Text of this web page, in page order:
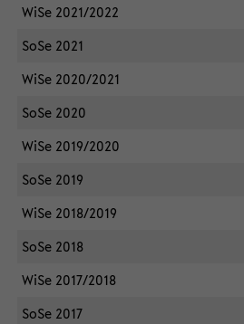
WiSe 2021/2022
SoSe 2021
WiSe 2020/2021
SoSe 2020
WiSe 2019/2020
SoSe 2019
WiSe 2018/2019
SoSe 2018
WiSe 2017/2018
SoSe 2017